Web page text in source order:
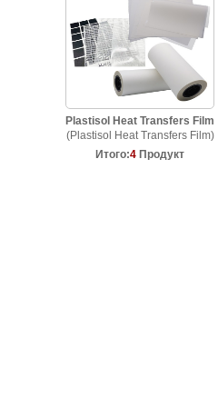
Plastisol Heat Transfers Film
(Plastisol Heat Transfers Film)
Итого:4 Продукт